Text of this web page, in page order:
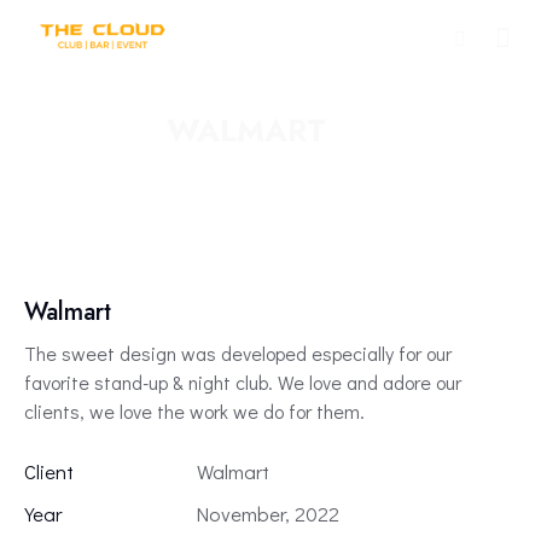
Walmart
The sweet design was developed especially for our
favorite stand-up & night club. We love and adore our
clients, we love the work we do for them.
Client
Walmart
Year
November, 2022